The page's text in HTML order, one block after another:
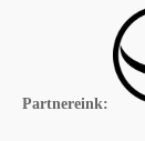
Partnereink: